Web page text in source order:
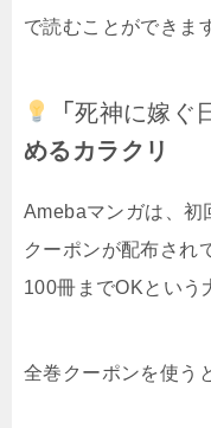
で読むことができま
「死神に嫁ぐ
めるカラクリ
Amebaマンガは、初
クーポンが配布され
100冊までOKという
全巻クーポンを使う